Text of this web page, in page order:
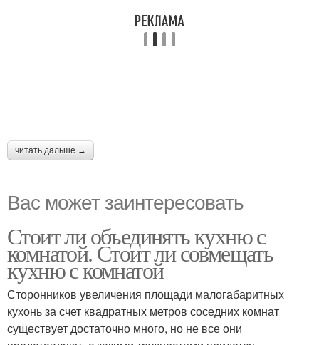
читать дальше →
Вас может заинтересовать
Стоит ли объединять кухню с
комнатой. Стоит ли совмещать
кухню с комнатой
Сторонников увеличения площади малогабаритных
кухонь за счет квадратных метров соседних комнат
существует достаточно много, но не все они